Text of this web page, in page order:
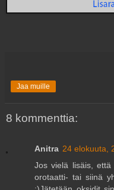
Jaa muille
8 kommenttia:
Anitra 24 elokuuta,
Jos vielä lisäis, että
orotaatti- tai siinä